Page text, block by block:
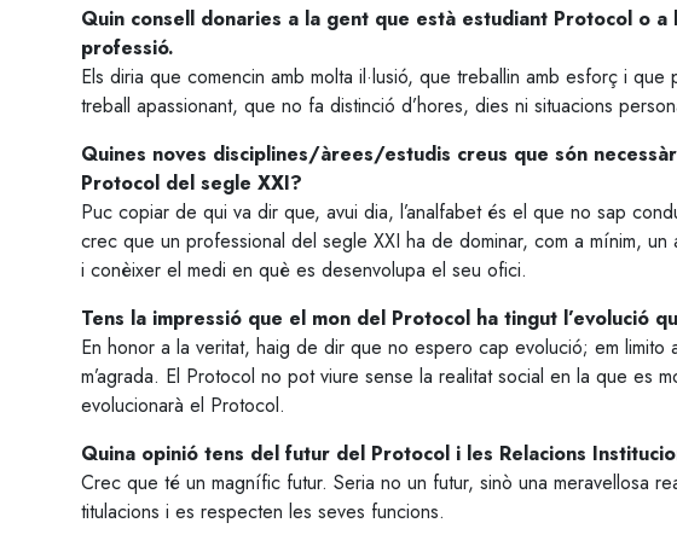
Quin consell donaries a la gent que està estudiant Protocol o
professió.
Els diria que comencin amb molta il·lusió, que treballin amb esforç i
treball apassionant, que no fa distinció d’hores, dies ni situacions
Quines noves disciplines/àrees/estudis creus que són
Protocol del segle XXI?
Puc copiar de qui va dir que, avui dia, l’analfabet és el que no sap
crec que un professional del segle XXI ha de dominar, com a mínim, un
i conèixer el medi en què es desenvolupa el seu ofici.
Tens la impressió que el mon del Protocol ha tingut l’evolució
En honor a la veritat, haig de dir que no espero cap evolució; em limito
m’agrada. El Protocol no pot viure sense la realitat social en la que es
evolucionarà el Protocol.
Quina opinió tens del futur del Protocol i les Relacions
Crec que té un magnífic futur. Seria no un futur, sinò una meravellosa
titulacions i es respecten les seves funcions.